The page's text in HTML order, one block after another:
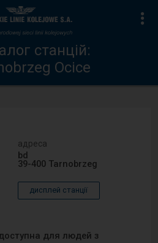
станцій:
Ocice
адреса
bd
39-400 Tarnobrzeg
дисплей станції
для людей з